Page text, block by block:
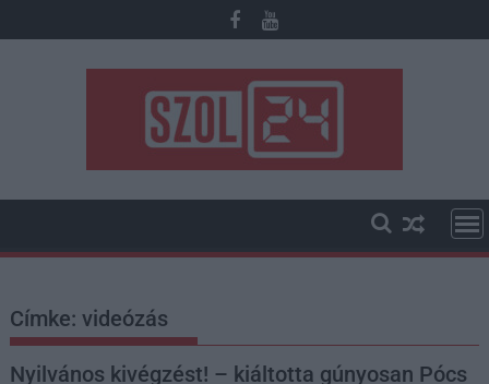
to
Címke:videózás
Nyilvános kivégzést! – kiáltotta gúnyosan Pócs